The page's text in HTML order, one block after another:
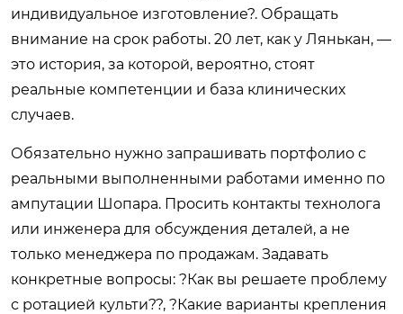
индивидуальное изготовление?. Обращать
внимание на срок работы. 20 лет, как у Лянькан, —
это история, за которой, вероятно, стоят
реальные компетенции и база клинических
случаев.
Обязательно нужно запрашивать портфолио с
реальными выполненными работами именно по
ампутации Шопара. Просить контакты технолога
или инженера для обсуждения деталей, а не
только менеджера по продажам. Задавать
конкретные вопросы: ?Как вы решаете проблему
с ротацией культи??, ?Какие варианты крепления